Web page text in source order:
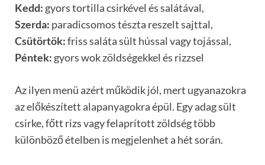
Kedd: gyors tortilla csirkével és salátával,
Szerda: paradicsomos tészta reszelt sajttal,
Csütörtök:friss saláta sült hússal vagy tojással,
Péntek: gyors wok zöldségekkel és rizzsel
Az ilyen menü azért működik jól, mert ugyanazokra
az előkészített alapanyagokra épül. Egy adag sült
csirke, főtt rizs vagy felaprított zöldség több
különböző ételben is megjelenhet a hét során.